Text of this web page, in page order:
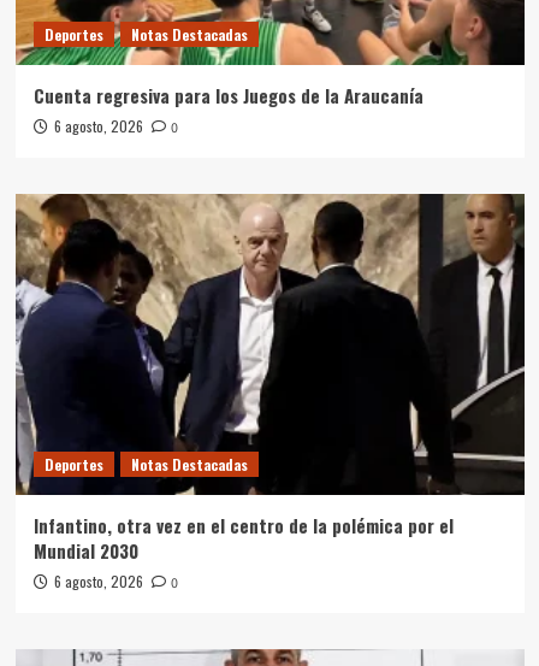
Deportes Notas Destacadas
Cuenta regresiva para los Juegos de la Araucanía
6 agosto, 2026 0
Deportes Notas Destacadas
Infantino, otra vez en el centro de la polémica por el
Mundial 2030
6 agosto, 2026 0